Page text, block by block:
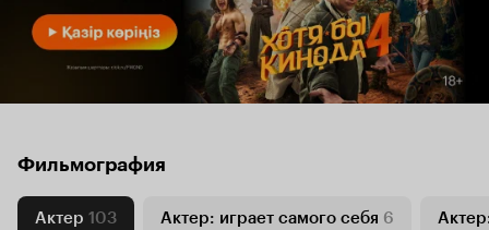
Фильмография
Актер 103 Актер: играет самого себя 6